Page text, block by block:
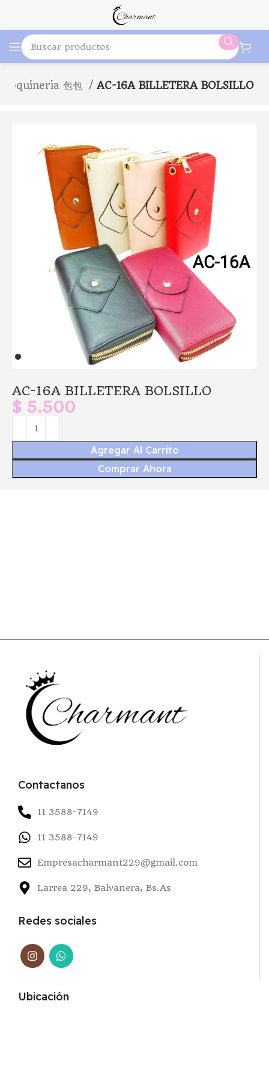
包包 AC-16A BILLETERA BOLSILLO
AC-16A BILLETERA BOLSILLO
$ 5.500
Agregar Al Carrito
Comprar Ahora
Contactanos
11 3588-7149
11 3588-7149
Empresacharmant229@gmail.com
Larrea 229, Balvanera, Bs.As
Redes sociales
Ubicación